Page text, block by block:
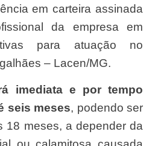
em carteira assinada
da empresa em
para atuação no
– Lacen/MG.
imediata e por tempo
seis meses, podendo ser
18 meses, a depender da